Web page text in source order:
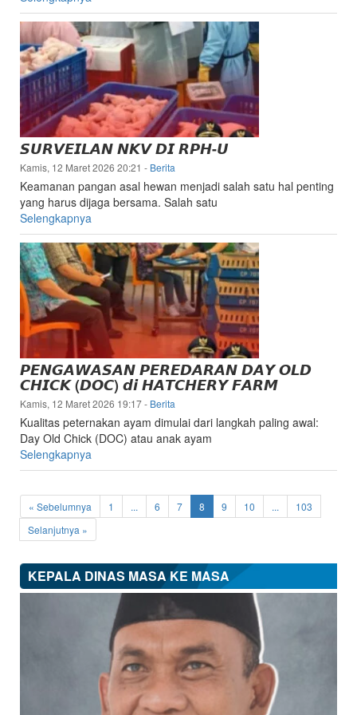
𝙎𝙐𝙍𝙑𝙀𝙄𝙇𝘼𝙉 𝙉𝙆𝙑 𝘿𝙄 𝙍𝙋𝙃-𝙐
Kamis, 12 Maret 2026 20:21 - Berita
Keamanan pangan asal hewan menjadi salah satu hal penting
yang harus dijaga bersama. Salah satu
Selengkapnya
𝙋𝙀𝙉𝙂𝘼𝙒𝘼𝙎𝘼𝙉 𝙋𝙀𝙍𝙀𝘿𝘼𝙍𝘼𝙉 𝘿𝘼𝙔 𝙊𝙇𝘿
𝘾𝙃𝙄𝘾𝙆 (𝘿𝙊𝘾) 𝙙𝙞 𝙃𝘼𝙏𝘾𝙃𝙀𝙍𝙔 𝙁𝘼𝙍𝙈
Kamis, 12 Maret 2026 19:17- Berita
Kualitas peternakan ayam dimulai dari langkah paling awal:
Day Old Chick (DOC) atau anak ayam
Selengkapnya
« Sebelumnya 1 ... 6 7 8 (current)
9 10 ...
103
Selanjutnya »
KEPALA DINAS MASA KE MASA